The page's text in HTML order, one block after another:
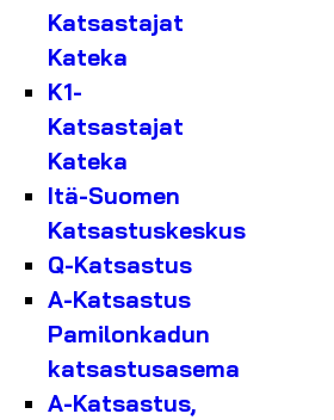
Katsastajat
Kateka
K1-
Katsastajat
Kateka
Itä-Suomen
Katsastuskeskus
Q-Katsastus
A-Katsastus
Pamilonkadun
katsastusasema
A-Katsastus,